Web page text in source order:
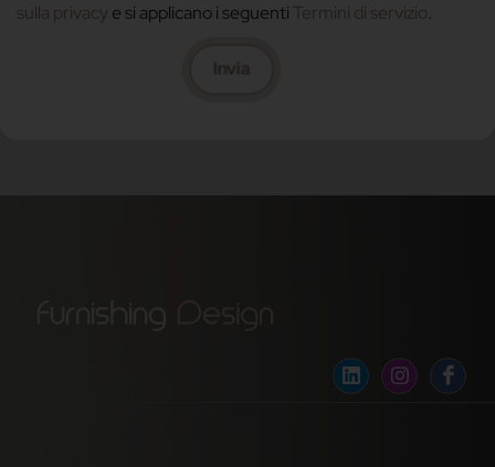
sulla privacy e si applicano i seguenti Termini di servizio.
Invia